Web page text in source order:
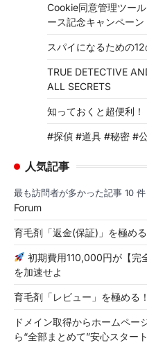
Cookie同意管理ツー
ース記念キャンペーン
スパイになるための
TRUE DETECTIVE
ALL SECRETS
知っておくと超便利
#探偵 #道具 #秘密 #
人気記事
最も訪問者が多かった記事 10
Forum
育毛剤「返金(保証)」を極める
初期費用110,000円が【完
を加速せよ
育毛剤「レビュー」を極める！
ドメイン取得からホームペー
ら“全部まとめて”安心スタート